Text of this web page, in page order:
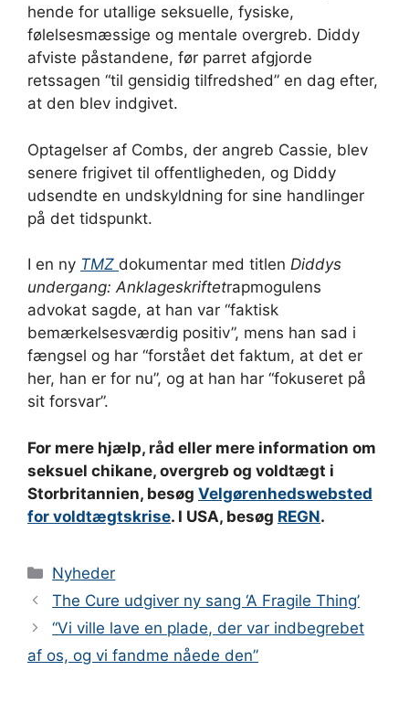
hende for utallige seksuelle, fysiske,
følelsesmæssige og mentale overgreb. Diddy
afviste påstandene, før parret afgjorde
retssagen “til gensidig tilfredshed” en dag efter,
at den blev indgivet.
Optagelser af Combs, der angreb Cassie, blev
senere frigivet til offentligheden, og Diddy
udsendte en undskyldning for sine handlinger
på det tidspunkt.
I en ny TMZ dokumentar med titlen Diddys
undergang: Anklageskriftetrapmogulens
advokat sagde, at han var “faktisk
bemærkelsesværdig positiv”, mens han sad i
fængsel og har “forstået det faktum, at det er
her, han er for nu”, og at han har “fokuseret på
sit forsvar”.
For mere hjælp, råd eller mere information om
seksuel chikane, overgreb og voldtægt i
Storbritannien, besøg Velgørenhedswebsted
for voldtægtskrise. I USA, besøg REGN.
Kategorier
Nyheder
The Cure udgiver ny sang ‘A Fragile Thing’
“Vi ville lave en plade, der var indbegrebet
af os, og vi fandme nåede den”